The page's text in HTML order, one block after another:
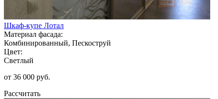
Шкаф-купе Лотал
Материал фасада:
Комбинированный, Пескоструй
Цвет:
Светлый
от 36 000 руб.
Рассчитать